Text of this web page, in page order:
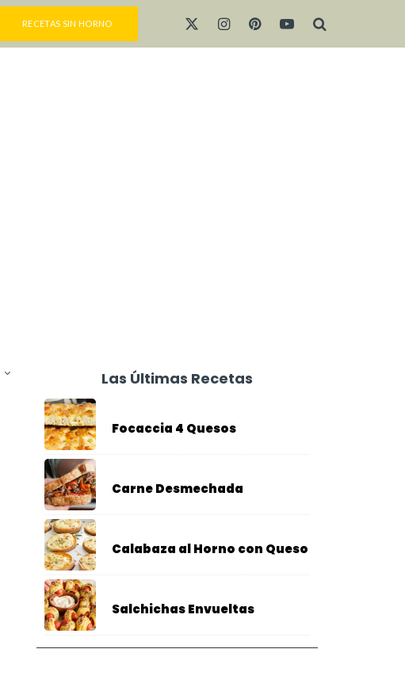
RECETAS SIN HORNO
Las Últimas Recetas
Focaccia 4 Quesos
Carne Desmechada
Calabaza al Horno con Queso
Salchichas Envueltas